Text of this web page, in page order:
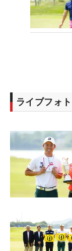
ライブフォト